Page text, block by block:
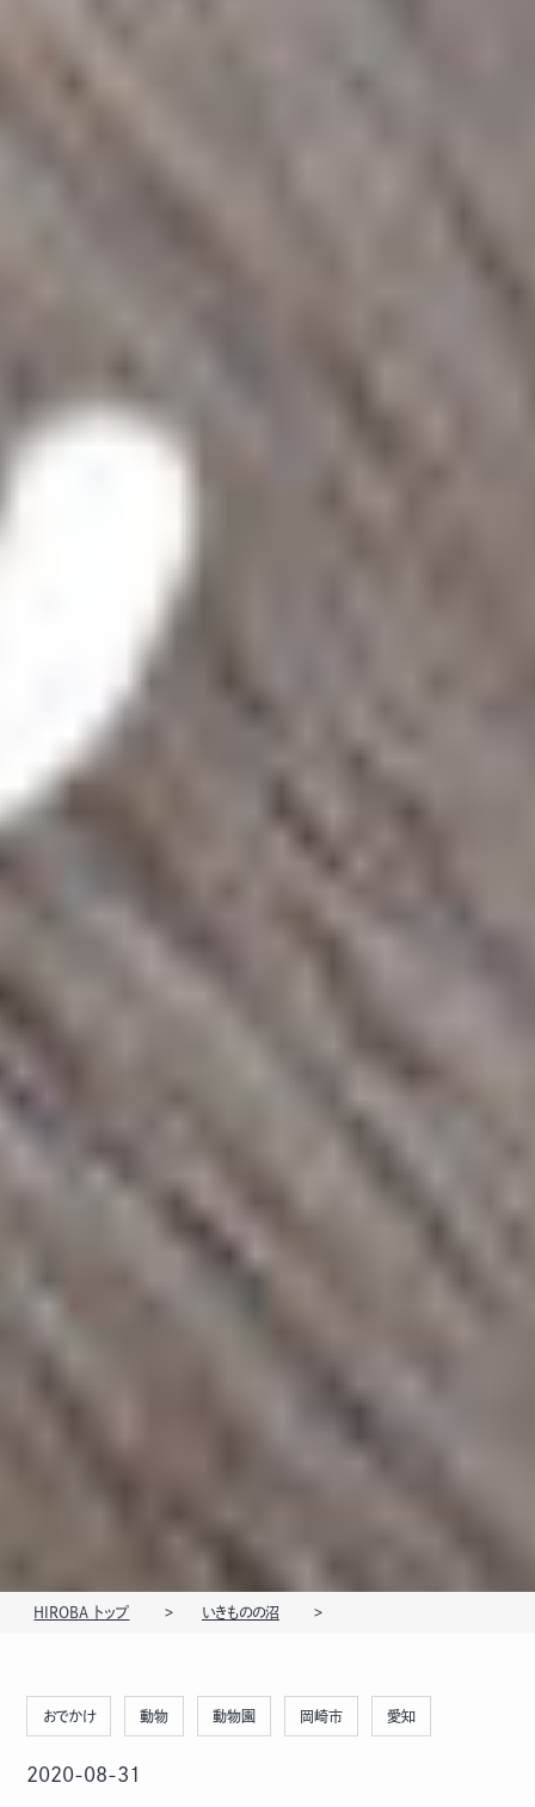
HIROBA トップ いきものの沼
おでかけ 動物 動物園 岡崎市 愛知
2020-08-31